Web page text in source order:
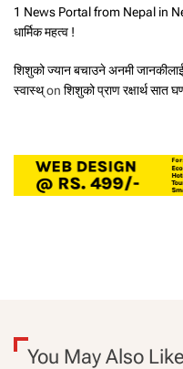
1 News Portal from Nepal in
धार्मिक महत्व !
शिशुको ज्यान बचाउने अनमी
स्वास्थ्on शिशुको प्राण रक्षार्थ सात
You May Also